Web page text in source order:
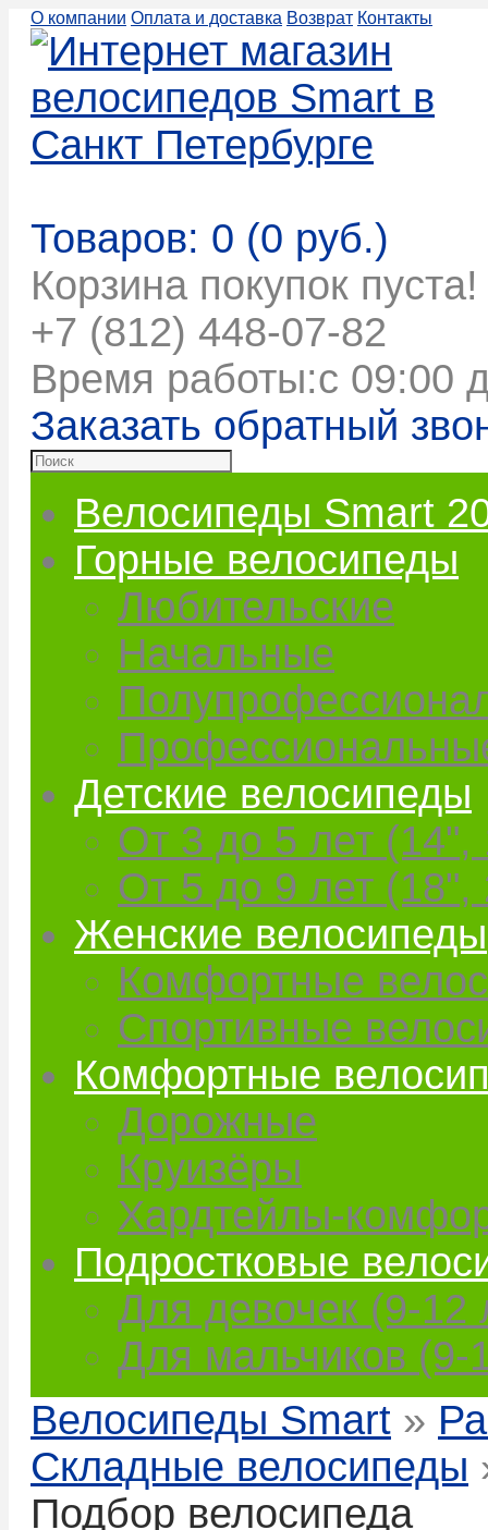
О компании Оплата и доставка Возврат Контакты
Товаров: 0 (0 руб.)
Корзина покупок пуста!
+7 (812) 448-07-82
Время работы:с 09:00
Заказать обратный
Велосипеды Smart
Горные велосипеды
Любительские
Начальные
Детские велосипеды
От 3 до 5 лет (14",
От 5 до 9 лет (18",
Женские велосипеды
Комфортные
Спортивные
Комфортные
Дорожные
Круизёры
Хардтейлы-
Подростковые
Для девочек (9-12
Для мальчиков (9-
Велосипеды Smart »
Складные велосипеды
Подбор велосипеда